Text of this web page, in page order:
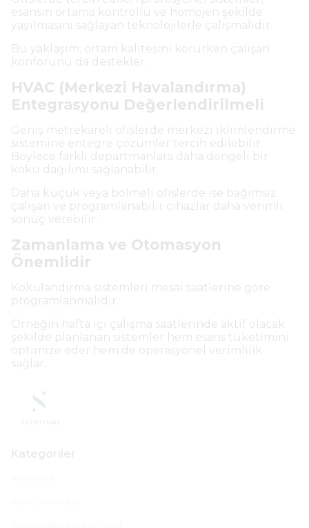
esansın ortama kontrollü ve homojen şekilde
yayılmasını sağlayan teknolojilerle çalışmalıdır.
Bu yaklaşım; ortam kalitesini korurken çalışan
konforunu da destekler.
HVAC (Merkezi Havalandırma)
Entegrasyonu Değerlendirilmeli
Geniş metrekareli ofislerde merkezi iklimlendirme
sistemine entegre çözümler tercih edilebilir.
Böylece farklı departmanlara daha dengeli bir
koku dağılımı sağlanabilir.
Daha küçük veya bölmeli ofislerde ise bağımsız
çalışan ve programlanabilir cihazlar daha verimli
sonuç verebilir.
Zamanlama ve Otomasyon
Önemlidir
Kokulandırma sistemleri mesai saatlerine göre
programlanmalıdır.
Örneğin hafta içi çalışma saatlerinde aktif olacak
şekilde planlanan sistemler hem esans tüketimini
optimize eder hem de operasyonel verimlilik
sağlar.